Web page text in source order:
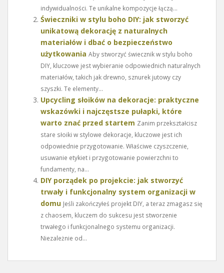
indywidualności. Te unikalne kompozycje łączą...
Świeczniki w stylu boho DIY: jak stworzyć
unikatową dekorację z naturalnych
materiałów i dbać o bezpieczeństwo
użytkowania Aby stworzyć świecznik w stylu boho
DIY, kluczowe jest wybieranie odpowiednich naturalnych
materiałów, takich jak drewno, sznurek jutowy czy
szyszki. Te elementy...
Upcycling słoików na dekoracje: praktyczne
wskazówki i najczęstsze pułapki, które
warto znać przed startem Zanim przekształcisz
stare słoiki w stylowe dekoracje, kluczowe jest ich
odpowiednie przygotowanie. Właściwe czyszczenie,
usuwanie etykiet i przygotowanie powierzchni to
fundamenty, na...
DIY porządek po projekcie: jak stworzyć
trwały i funkcjonalny system organizacji w
domu Jeśli zakończyłeś projekt DIY, a teraz zmagasz się
z chaosem, kluczem do sukcesu jest stworzenie
trwałego i funkcjonalnego systemu organizacji.
Niezależnie od...